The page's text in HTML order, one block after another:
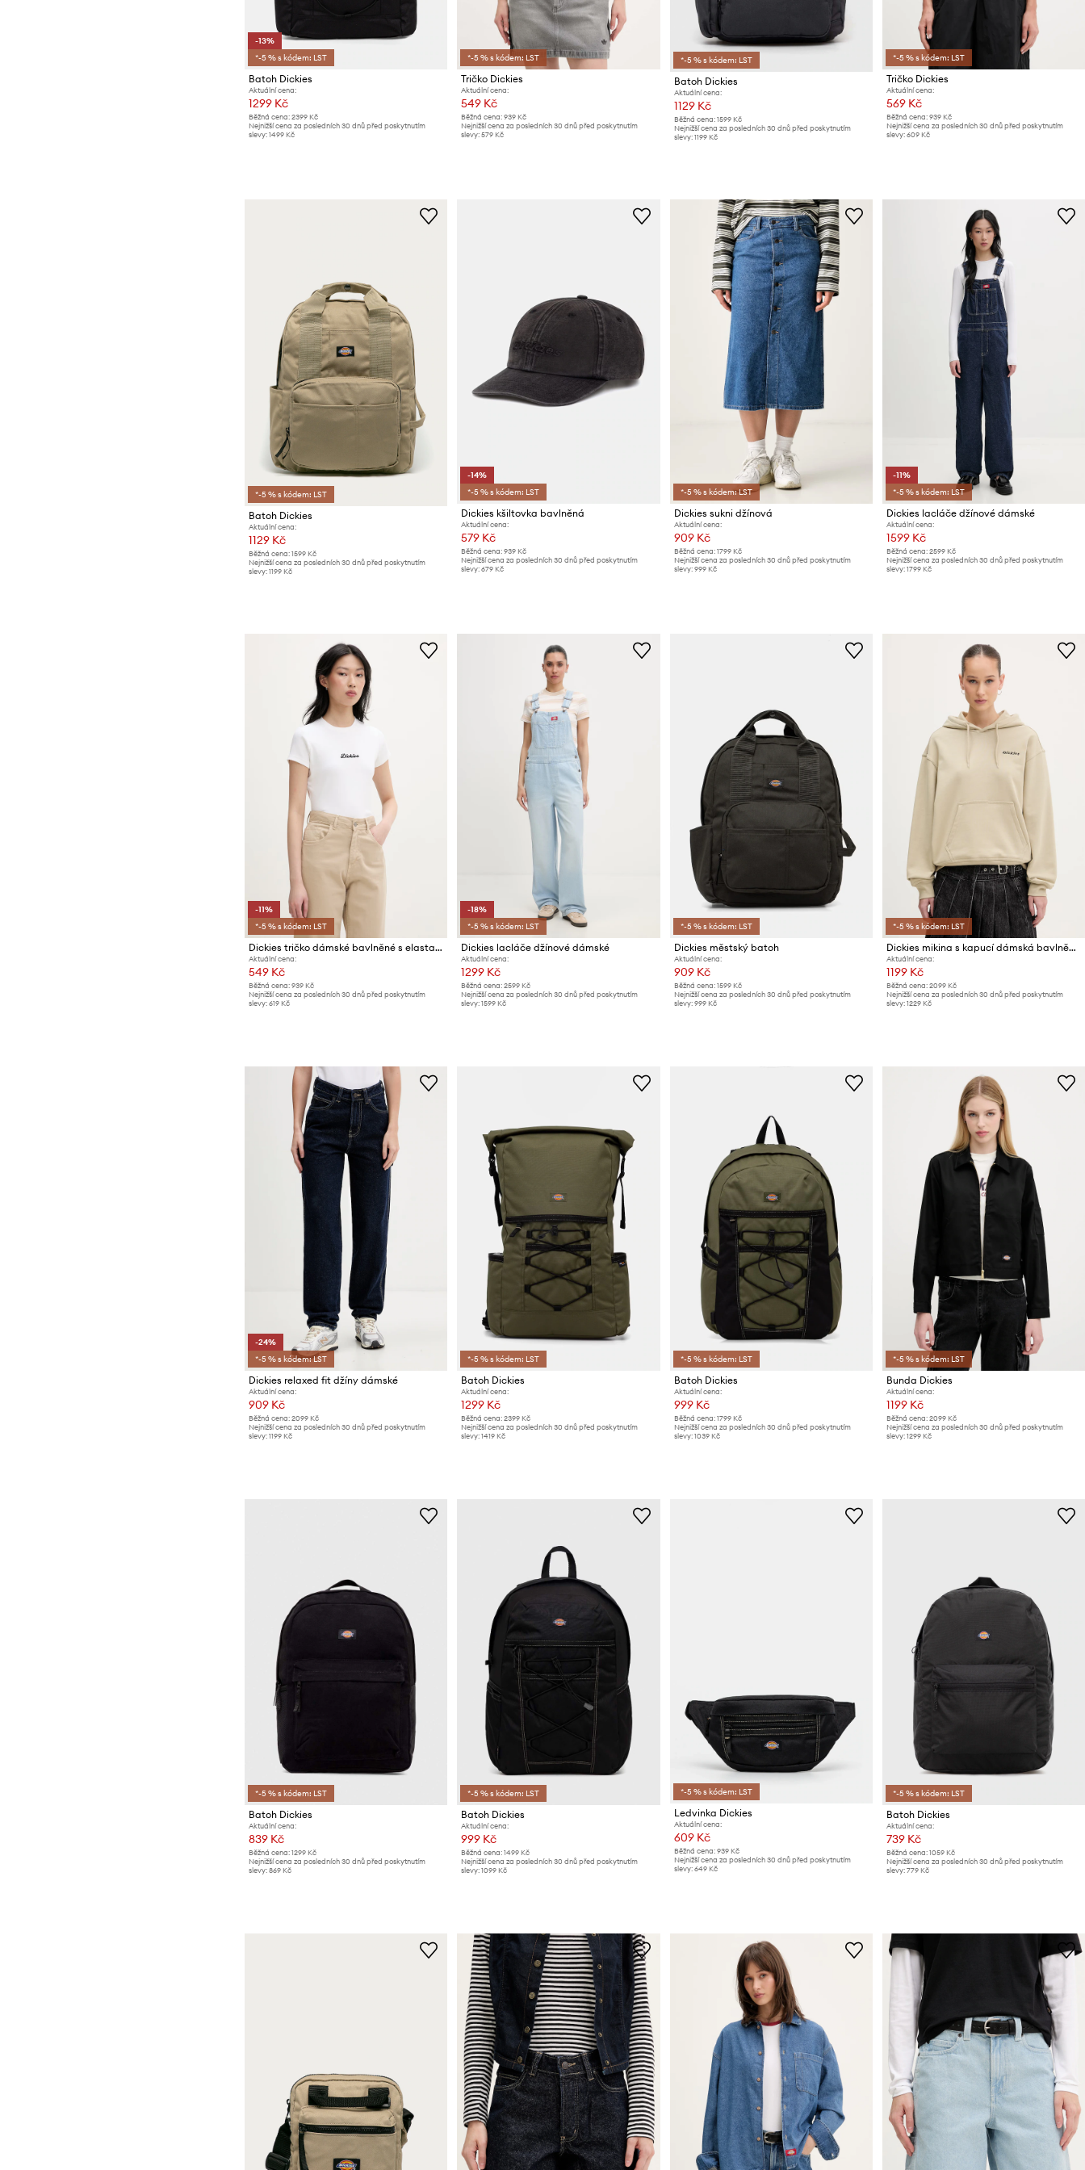
-13%
*-5 % s kódem: LST
Batoh Dickies
Aktuální cena:
1299 Kč
Běžná cena: 2399 Kč
Nejnižší cena za posledních 30 dnů před poskytnutím
slevy: 1499 Kč
*-5 % s kódem: LST
Tričko Dickies
Aktuální cena:
549 Kč
Běžná cena: 939 Kč
Nejnižší cena za posledních 30 dnů před poskytnutím
slevy: 579 Kč
*-5 % s kódem: LST
Batoh Dickies
Aktuální cena:
1129 Kč
Běžná cena: 1599 Kč
Nejnižší cena za posledních 30 dnů před poskytnutím
slevy: 1199 Kč
*-5 % s kódem: LST
Tričko Dickies
Aktuální cena:
569 Kč
Běžná cena: 939 Kč
Nejnižší cena za posledních 30 dnů před poskytnutím
slevy: 609 Kč
*-5 % s kódem: LST
Batoh Dickies
Aktuální cena:
1129 Kč
Běžná cena: 1599 Kč
Nejnižší cena za posledních 30 dnů před poskytnutím
slevy: 1199 Kč
-14%
*-5 % s kódem: LST
Dickies kšiltovka bavlněná
Aktuální cena:
579 Kč
Běžná cena: 939 Kč
Nejnižší cena za posledních 30 dnů před poskytnutím
slevy: 679 Kč
*-5 % s kódem: LST
Dickies sukni džínová
Aktuální cena:
909 Kč
Běžná cena: 1799 Kč
Nejnižší cena za posledních 30 dnů před poskytnutím
slevy: 999 Kč
-11%
*-5 % s kódem: LST
Dickies lacláče džínové dámské
Aktuální cena:
1599 Kč
Běžná cena: 2599 Kč
Nejnižší cena za posledních 30 dnů před poskytnutím
slevy: 1799 Kč
-11%
*-5 % s kódem: LST
Dickies tričko dámské bavlněné s elastanem
Aktuální cena:
549 Kč
Běžná cena: 939 Kč
Nejnižší cena za posledních 30 dnů před poskytnutím
slevy: 619 Kč
-18%
*-5 % s kódem: LST
Dickies lacláče džínové dámské
Aktuální cena:
1299 Kč
Běžná cena: 2599 Kč
Nejnižší cena za posledních 30 dnů před poskytnutím
slevy: 1599 Kč
*-5 % s kódem: LST
Dickies městský batoh
Aktuální cena:
909 Kč
Běžná cena: 1599 Kč
Nejnižší cena za posledních 30 dnů před poskytnutím
slevy: 999 Kč
*-5 % s kódem: LST
Dickies mikina s kapucí dámská bavlněná
Aktuální cena:
1199 Kč
Běžná cena: 2099 Kč
Nejnižší cena za posledních 30 dnů před poskytnutím
slevy: 1229 Kč
-24%
*-5 % s kódem: LST
Dickies relaxed fit džíny dámské
Aktuální cena:
909 Kč
Běžná cena: 2099 Kč
Nejnižší cena za posledních 30 dnů před poskytnutím
slevy: 1199 Kč
*-5 % s kódem: LST
Batoh Dickies
Aktuální cena:
1299 Kč
Běžná cena: 2399 Kč
Nejnižší cena za posledních 30 dnů před poskytnutím
slevy: 1419 Kč
*-5 % s kódem: LST
Batoh Dickies
Aktuální cena:
999 Kč
Běžná cena: 1799 Kč
Nejnižší cena za posledních 30 dnů před poskytnutím
slevy: 1039 Kč
*-5 % s kódem: LST
Bunda Dickies
Aktuální cena:
1199 Kč
Běžná cena: 2099 Kč
Nejnižší cena za posledních 30 dnů před poskytnutím
slevy: 1299 Kč
*-5 % s kódem: LST
Batoh Dickies
Aktuální cena:
839 Kč
Běžná cena: 1299 Kč
Nejnižší cena za posledních 30 dnů před poskytnutím
slevy: 869 Kč
*-5 % s kódem: LST
Batoh Dickies
Aktuální cena:
999 Kč
Běžná cena: 1499 Kč
Nejnižší cena za posledních 30 dnů před poskytnutím
slevy: 1099 Kč
*-5 % s kódem: LST
Ledvinka Dickies
Aktuální cena:
609 Kč
Běžná cena: 939 Kč
Nejnižší cena za posledních 30 dnů před poskytnutím
slevy: 649 Kč
*-5 % s kódem: LST
Batoh Dickies
Aktuální cena:
739 Kč
Běžná cena: 1059 Kč
Nejnižší cena za posledních 30 dnů před poskytnutím
slevy: 779 Kč